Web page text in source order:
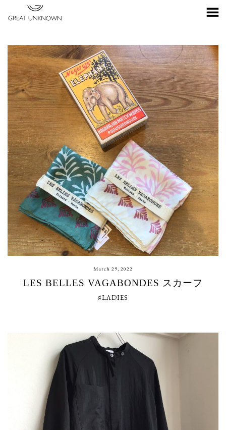
Toggle Menu
March 29, 2022
LES BELLES VAGABONDES スカーフ
♯LADIES